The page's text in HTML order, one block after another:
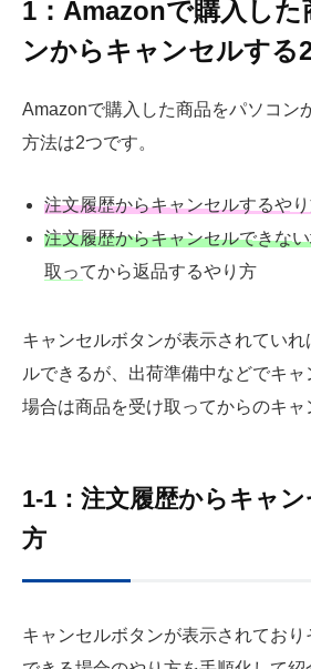
1：Amazonで購入した
ンからキャンセルする
Amazonで購入した商品をパソコン
方法は2つです。
注文履歴からキャンセルするや
注文履歴からキャンセルできな
取ってから返品するやり方
キャンセルボタンが表示されてい
ルできるが、出荷準備中などでキ
場合は商品を受け取ってからのキャ
1-1：注文履歴からキャ
方
キャンセルボタンが表示されてお